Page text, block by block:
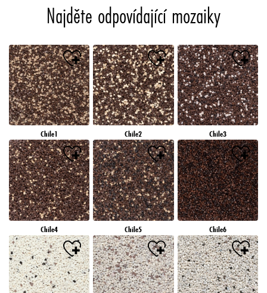
Najděte odpovídající mozaiky
Chile1 Chile2 Chile3
Chile4 Chile5 Chile6